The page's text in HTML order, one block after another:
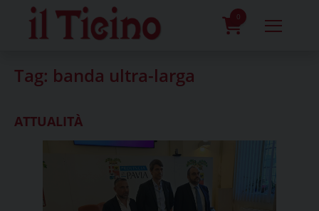
content
0
Tag: banda ultra-larga
ATTUALITÀ